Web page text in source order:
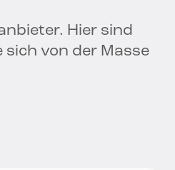
Hier sind
von der Masse